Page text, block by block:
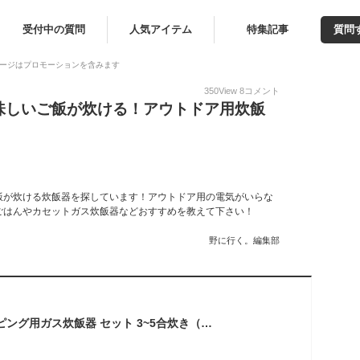
受付中の質問 人気アイテム 特集記事 質問
ジはプロモーションを含みます
350View 8コメント
いご飯が炊ける！アウトドア用炊飯
炊ける炊飯器を探しています！アウトドア用の電気がいらな
んやカセットガス炊飯器などおすすめを教えて下さい！
野に行く。編集部
どこでもご飯 キャンピング用ガス炊飯器 セット 3~5合炊き（図解解説書付） (ＯＤ缶 Ｔ型ボンベ用) こがまる付 (5合炊き)